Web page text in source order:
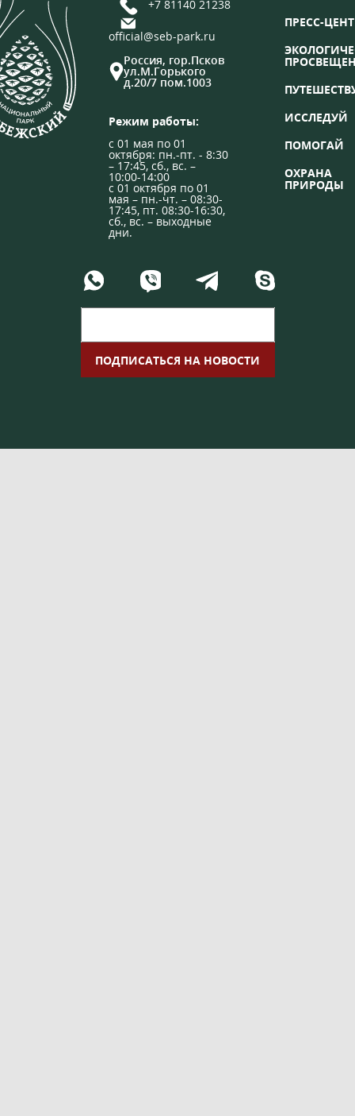
+7 81140 21238
official@seb-park.ru
Россия, гор.Псков
ул.М.Горького
д.20/7 пом.1003
Режим работы:
с 01 мая по 01
октября: пн.-пт. - 8:30
– 17:45, сб., вс. –
10:00-14:00
с 01 октября по 01
мая – пн.-чт. – 08:30-
17:45, пт. 08:30-16:30,
сб., вс. – выходные
дни.
ПРЕСС-
ИССЛЕДУЙ
ПОМОГАЙ
ОХРАНА
ПРИРОДЫ